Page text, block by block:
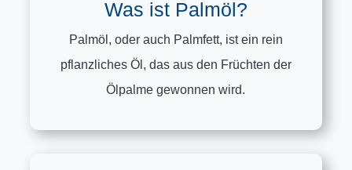
Was ist Palmöl?
Palmöl, oder auch Palmfett, ist ein rein
pflanzliches Öl, das aus den Früchten der
Ölpalme gewonnen wird.